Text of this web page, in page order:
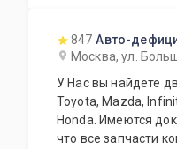
847 Авто-
Москва, ул.
У Нас вы найдете
Toyota, Mazda,
Honda. Имеются
что все запчасти контрактные. Даем время на